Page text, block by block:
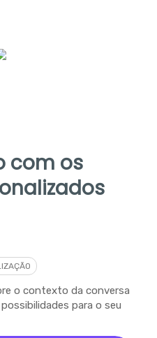
com os
o contexto da conversa
para o seu